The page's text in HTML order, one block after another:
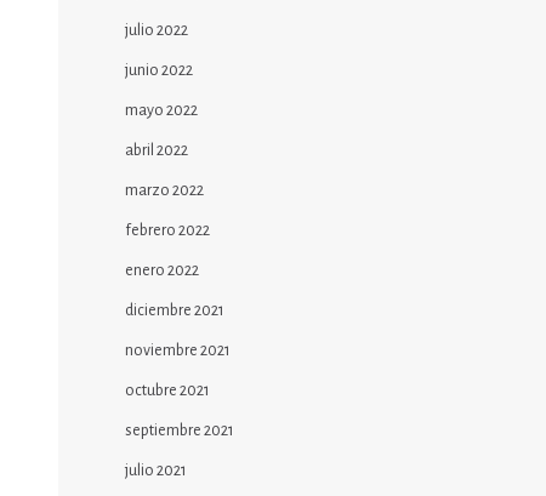
julio 2022
junio 2022
mayo 2022
abril 2022
marzo 2022
febrero 2022
enero 2022
diciembre 2021
noviembre 2021
octubre 2021
septiembre 2021
julio 2021